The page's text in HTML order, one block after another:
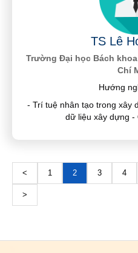
TS Lê
Trường Đại học Bách
Chí
Hướng
- Trí tuệ nhân tạo trong xây
dữ liệu xây dựng -
< 1 2 3 4
>